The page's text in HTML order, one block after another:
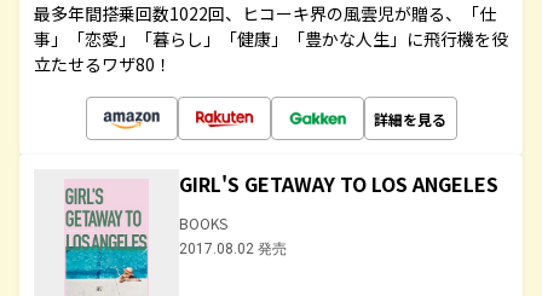
最多年間搭乗回数1022回、ヒコーキ界の風雲児が贈る、「仕
事」「恋愛」「暮らし」「健康」「豊かな人生」に飛行機を役
立たせるワザ80！
詳細を見る
GIRL'S GETAWAY TO LOS ANGELES
BOOKS
2017.08.02 発売